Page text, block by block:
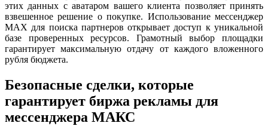
этих данных с аватаром вашего клиента позволяет принять
взвешенное решение о покупке. Использование мессенджер
MAX для поиска партнеров открывает доступ к уникальной
базе проверенных ресурсов. Грамотный выбор площадки
гарантирует максимальную отдачу от каждого вложенного
рубля бюджета.
Безопасные сделки, которые
гарантирует биржа рекламы для
мессенджера МАКС